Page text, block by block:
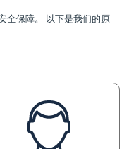
全保障。 以下是我们的原